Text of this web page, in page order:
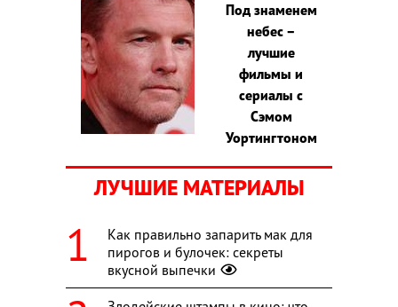
Под знаменем
небес –
лучшие
фильмы и
сериалы с
Сэмом
Уортингтоном
ЛУЧШИЕ МАТЕРИАЛЫ
Как правильно запарить мак для
пирогов и булочек: секреты
вкусной выпечки